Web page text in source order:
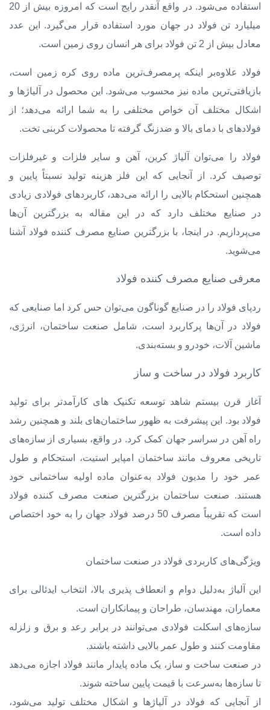
استفاده می‌شود. در واقع آنقدر رایج است که امروزه بیش از 20
میلیارد تن فولاد در جهان مورد استفاده قرار می‌گیرد. این عدد
معادل بیش از 2 تن فولاد برای هر انسان روی زمین است.
فولاد علاوه‌بر اینکه پرمصرف‌ترین ماده روی کره زمین است،
بازیافتی‌ترین ماده نیز محسوب می‌شود. این محصول در آلیاژها و
اشکال مختلف آن خواص مختلفی را به شما ارائه می‌دهد؛ از
فولادهای با دمای بالا و ضدزنگ گرفته تا محصولات کربنی تخت.
فولاد را می‌توان آلیاژ کربن، آهن و سایر فلزات و غیرفلزات
توصیف کرد. از آنجایی که این فلز هزینه تولید نسبتاً پایین و
همچنین استحکام بالایی را ارائه می‌دهد، کاربردهای فولادی زیادی
در صنایع مختلف دارد که در این مقاله به بزرگترین آن‌ها
می‌پردازیم. در اینجا، با بزرگترین صنایع مصرف کننده فولاد آشنا
می‌شوید.
معرفی صنایع مصرف کننده فولاد
ردپای فولاد را در صنایع گوناگون می‌توان حس کرد اما صنایعی که
فولاد در آن‌ها پرکاربرد است، شامل صنعت ساختمان، انرژی،
ماشین آلات، خودرو و بسته‌بندی.
کاربرد فولاد در ساخت و ساز
آغاز قرن بیستم شاهد توسعه تکنیک های کارآمدتر برای تولید
فولاد بود. این پیشرفت به ظهور ساختمان‌های بلند و همچنین رشد
راه آهن در سراسر جهان کمک کرد. در واقع، بسیاری از سازه‌های
تاریخی معروف مانند ساختمان امپایر استیت، استحکام و طول
عمر خود را مدیون فولاد به‌عنوان ماده اولیه ساختمانی خود
هستند. صنعت ساختمان بزرگترین صنعت مصرف کننده فولاد
است که تقریباً مصرف 50 درصد فولاد جهان را به خود اختصاص
داده است.
ویژگی‌های کاربردی فولاد در صنعت ساختمان
این آلیاژ به‌دلیل دوام و انعطاف پذیری بالا، انتخاب ایدئالی برای
معماران، مهندسان، طراحان و پیمانکاران است.
سازه‌های اسکلت فولادی می‌توانند در برابر رعد و برق و زلزله
مقاومت کنند و طول عمر بالایی داشته باشند.
در صنعت ساخت و ساز، یک ماده پایدار مانند فولاد اجازه می‌دهد
تا سازه‌ها به‌سرعت با قیمت پایین ساخته شوند.
از آنجایی که فولاد در آلیاژها و اشکال مختلف تولید می‌شود،